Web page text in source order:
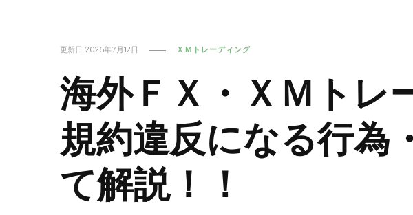
更新日:2026年7月12日 ＸＭトレーディング
海外ＦＸ・ＸＭトレ
規約違反になる行為
て解説！！